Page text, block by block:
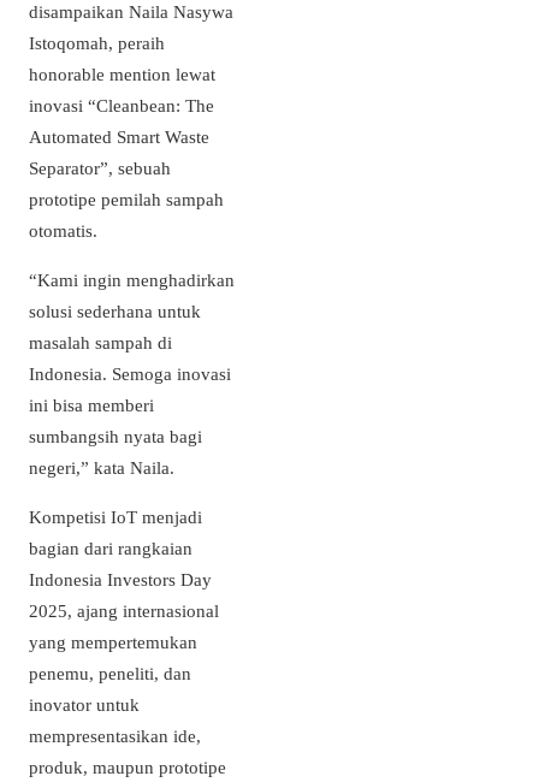
disampaikan Naila Nasywa
Istoqomah, peraih
honorable mention lewat
inovasi “Cleanbean: The
Automated Smart Waste
Separator”, sebuah
prototipe pemilah sampah
otomatis.
“Kami ingin menghadirkan
solusi sederhana untuk
masalah sampah di
Indonesia. Semoga inovasi
ini bisa memberi
sumbangsih nyata bagi
negeri,” kata Naila.
Kompetisi IoT menjadi
bagian dari rangkaian
Indonesia Investors Day
2025, ajang internasional
yang mempertemukan
penemu, peneliti, dan
inovator untuk
mempresentasikan ide,
produk, maupun prototipe